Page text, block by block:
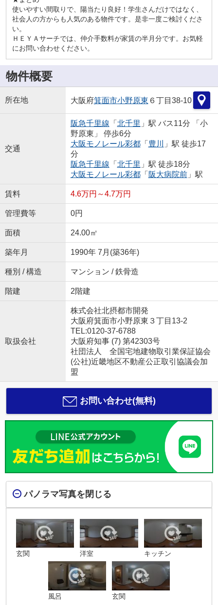
使いやすい間取りで、陽当たり良好！学生さんだけではなく、
社会人の方からも人気のある物件です。是非一度ご検討くださ
い。
ＨＥＹＡサーチでは、仲介手数料が家賃の半月分です。お気軽
にお問い合わせください。
物件概要
所在地 大阪府箕面市小野原東 ６丁目38-10
交通
阪急千里線 「 北千里 」駅 バス11分 「小
野原東」 停歩6分
大阪モノレール彩都「 豊川
」駅 徒歩17
分
阪急千里線 「 北千里 」駅 徒歩18分
大阪モノレール彩都「 阪大病院前」駅
賃料 4.6万円～4.7万円
管理費等 0円
面積 24.00㎡
築年月 1990年 7月(築36年)
種別 / 構造 マンション / 鉄骨造
階建 2階建
取扱会社
株式会社北摂都市開発
大阪府箕面市小野原東３丁目13-2
TEL:0120-37-6788
大阪府知事 (7) 第42303号
社団法人 全国宅地建物取引業保証協会
(公社)近畿地区不動産公正取引協議会加
盟
お問い合わせ(無料)
パノラマ写真を閉じる
玄関 洋室 キッチン
風呂 玄関